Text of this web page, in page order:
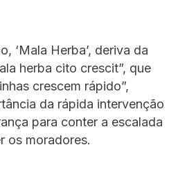
‘Mala Herba’, deriva da
herba cito crescit”, que
crescem rápido”,
da rápida intervenção
para conter a escalada
os moradores.